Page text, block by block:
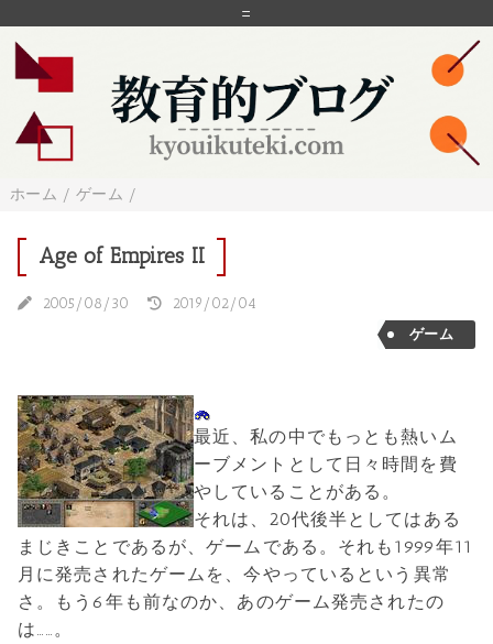
=
ホーム / ゲーム /
Age of Empires II
2005/08/30
2019/02/04
ゲーム
最近、私の中でもっとも熱いム
ーブメントとして日々時間を費
やしていることがある。
それは、20代後半としてはある
まじきことであるが、ゲームである。それも1999年11
月に発売されたゲームを、今やっているという異常
さ。もう6年も前なのか、あのゲーム発売されたの
は……。